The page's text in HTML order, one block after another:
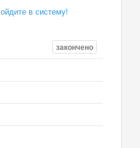
в систему!
закончено